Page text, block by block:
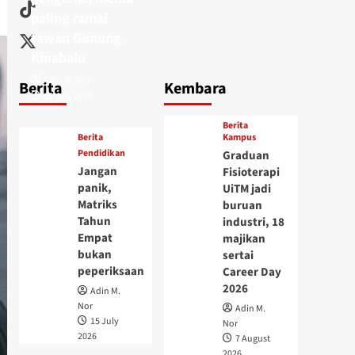
Berita
paling ramai
tawan Gunung
Adin M. Nor
15 July 2026
Berita
Pendidikan
Jangan
panik,
Matriks
Tahun
Empat
bukan
peperiksaan
Adin M.
Nor
15 July
2026
Kembara
Berita
Kampus
Graduan
Fisioterapi
UiTM jadi
buruan
industri, 18
majikan
sertai
Career Day
2026
Adin M.
Nor
7 August